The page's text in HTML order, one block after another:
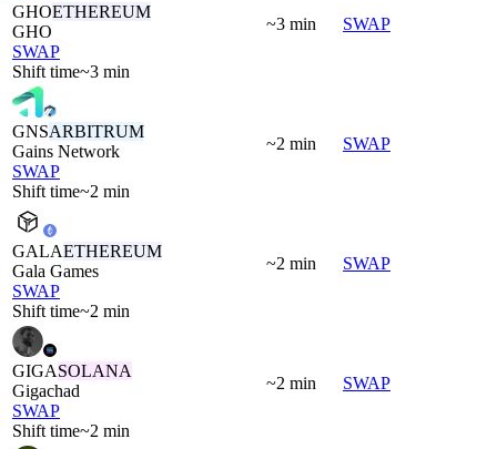
GHOETHEREUM
GHO
SWAP
Shift time~3 min
~3 min SWAP
GNSARBITRUM
Gains Network
SWAP
Shift time~2 min
~2 min SWAP
GALAETHEREUM
Gala Games
SWAP
Shift time~2 min
~2 min SWAP
GIGASOLANA
Gigachad
SWAP
Shift time~2 min
~2 min SWAP